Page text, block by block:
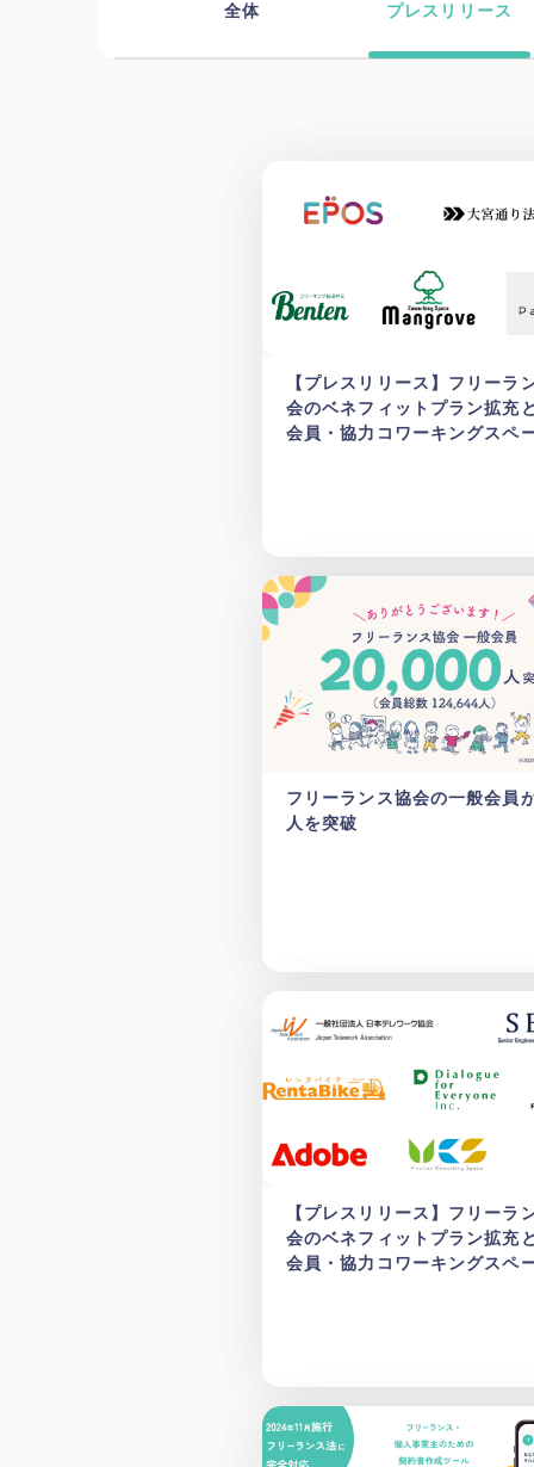
全体 プレスリリース
【プレスリリース】フリーラ
会のベネフィットプラン拡充
会員・協力コワーキングスペ
フリーランス協会の一般会員
人を突破
【プレスリリース】フリーラ
会のベネフィットプラン拡充
会員・協力コワーキングスペ